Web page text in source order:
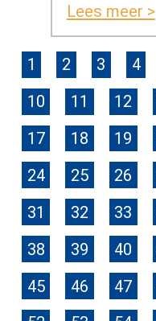
Lees meer >
1 2 3 4
10
11 12
17
18 19
24
25 26
31
32 33
38
39 40
45
46 47